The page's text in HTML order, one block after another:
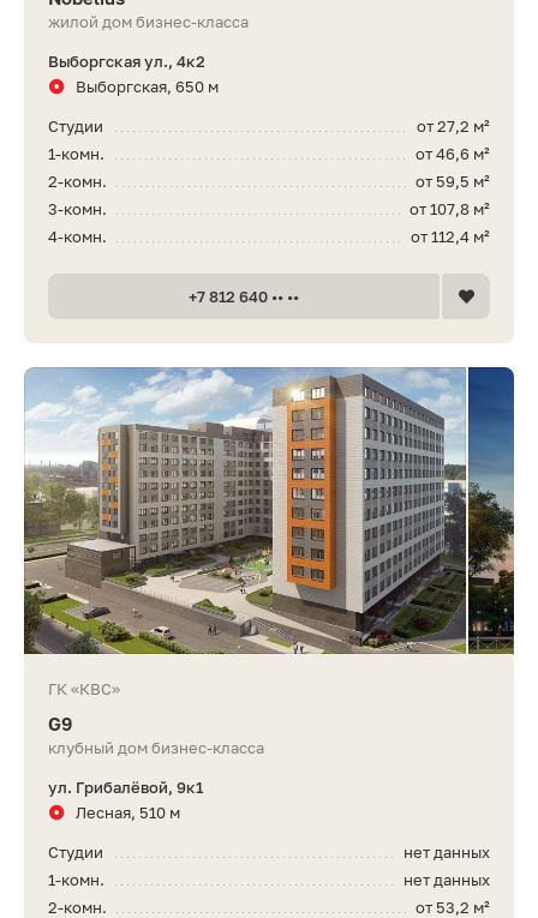
жилой дом бизнес-класса
Выборгская ул., 4к2
Выборгская, 650 м
от 27,2 м²
Студии
от 46,6 м²
1-комн.
от 59,5 м²
2-комн.
от 107,8 м²
3-комн.
от 112,4 м²
4-комн.
+7 812 640 •• ••
ГК «КВС»
G9
клубный дом бизнес-класса
ул. Грибалёвой, 9к1
Лесная, 510 м
нет данных
Студии
нет данных
1-комн.
от 53,2 м²
2-комн.